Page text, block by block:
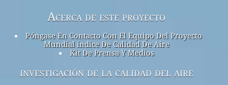
Acerca de este proyecto
Póngase En Contacto Con El Equipo Del Proyecto
Mundial índice De Calidad De Aire
Kit De Prensa Y Medios
investigación de la calidad del aire